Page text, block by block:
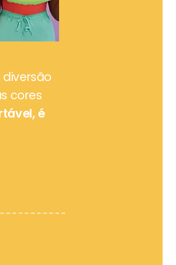
cores
é